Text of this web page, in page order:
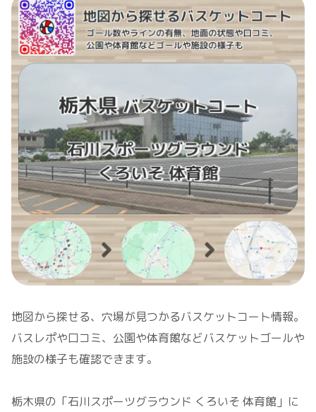
地図から探せる、穴場が見つかるバスケットコート情報。
バスレポや口コミ、公園や体育館などバスケットゴールや
施設の様子も確認できます。
栃木県の「石川スポーツグラウンド くろいそ 体育館」に